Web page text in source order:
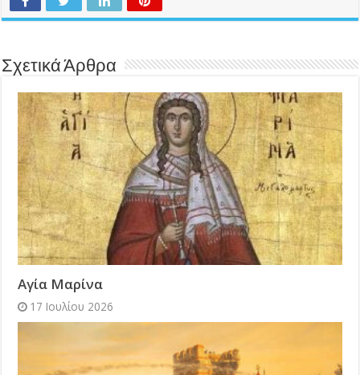
Σχετικά Άρθρα
Αγία Μαρίνα
17 Ιουλίου 2026